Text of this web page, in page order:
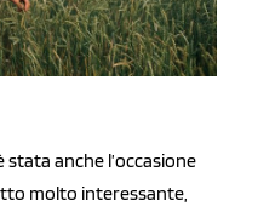
anche l’occasione
molto interessante,